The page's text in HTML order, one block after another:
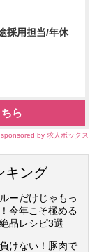
採用担当/年休
ら
sponsored by 求人ボックス
キング
ーだけじゃもっ
今年こそ極める
品レシピ3選
けない！豚肉で